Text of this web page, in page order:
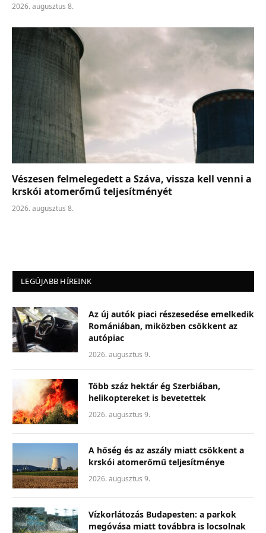
2026. augusztus 8.
Vészesen felmelegedett a Száva, vissza kell venni a
krskói atomerőmű teljesítményét
2026. augusztus 8.
LEGÚJABB HÍREINK
Az új autók piaci részesedése emelkedik
Romániában, miközben csökkent az
autópiac
2026. augusztus 9.
Több száz hektár ég Szerbiában,
helikoptereket is bevetettek
2026. augusztus 9.
A hőség és az aszály miatt csökkent a
krskói atomerőmű teljesítménye
2026. augusztus 9.
Vízkorlátozás Budapesten: a parkok
megóvása miatt továbbra is locsolnak